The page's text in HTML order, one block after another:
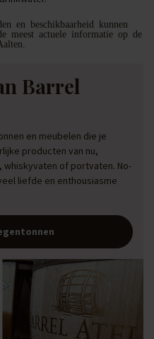
en beschikbaarheid kunnen
meest actuele informatie op de
Barrel
en meubelen die je
producten van nu,
of portvaten. No-
liefde en enthousiasme